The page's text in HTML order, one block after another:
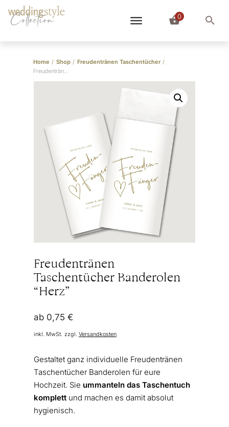
Collection 0
Home / Shop / Freudentränen Taschentücher /
Freudentränen Taschentücher Banderolen “Herz”
Freudentränen
Taschentücher Banderolen
“Herz”
ab 0,75 €
inkl. MwSt. zzgl. Versandkosten
Gestaltet ganz individuelle Freudentränen
Taschentücher Banderolen für eure
Hochzeit. Sie ummanteln das Taschentuch
komplettund machen es damit absolut
hygienisch.